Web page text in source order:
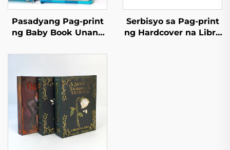
Pasadyang Pag-print
ng Baby Book Unang
Edukasyon na
Book
Serbisyo sa Pag-print
ng Hardcover na Libro